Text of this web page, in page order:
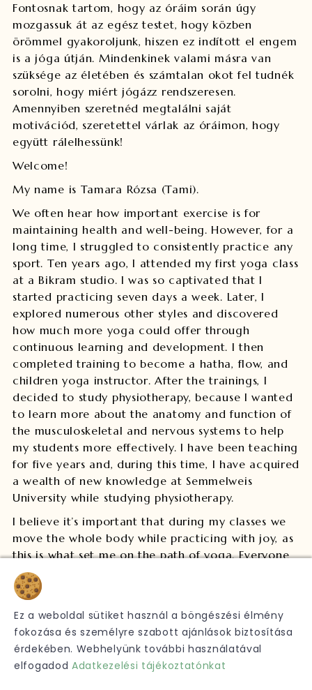
Fontosnak tartom, hogy az óráim során úgy
mozgassuk át az egész testet, hogy közben
örömmel gyakoroljunk, hiszen ez indított el engem
is a jóga útján. Mindenkinek valami másra van
szüksége az életében és számtalan okot fel tudnék
sorolni, hogy miért jógázz rendszeresen.
Amennyiben szeretnéd megtalálni saját
motivációd, szeretettel várlak az óráimon, hogy
együtt rálelhessünk!
Welcome!
My name is Tamara Rózsa (Tami).
We often hear how important exercise is for
maintaining health and well-being. However, for a
long time, I struggled to consistently practice any
sport. Ten years ago, I attended my first yoga class
at a Bikram studio. I was so captivated that I
started practicing seven days a week. Later, I
explored numerous other styles and discovered
how much more yoga could offer through
continuous learning and development. I then
completed training to become a hatha, flow, and
children yoga instructor. After the trainings, I
decided to study physiotherapy, because I wanted
to learn more about the anatomy and function of
the musculoskeletal and nervous systems to help
my students more effectively. I have been teaching
for five years and, during this time, I have acquired
a wealth of new knowledge at Semmelweis
University while studying physiotherapy.
I believe it’s important that during my classes we
move the whole body while practicing with joy, as
this is what set me on the path of yoga. Everyone
needs something different in their life and I could
list countless reasons why you should practice
motivation, I warmly welcome you to join my
classes so we can explore it together!
Ez a weboldal sütiket használ a böngészési élmény
fokozása és személyre szabott ajánlások biztosítása
érdekében. Webhelyünk további használatával
elfogadod Adatkezelési tájékoztatónkat